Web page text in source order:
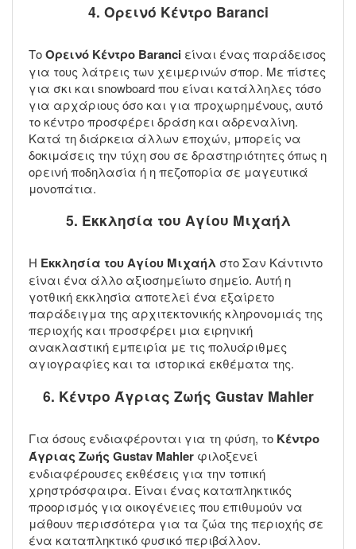
4. Ορεινό Κέντρο Baranci
ΤοΟρεινό Κέντρο Baranci είναι ένας παράδεισος
για τους λάτρεις των χειμερινών σπορ. Με πίστες
για σκι και snowboard που είναι κατάλληλες τόσο
για αρχάριους όσο και για προχωρημένους, αυτό
το κέντρο προσφέρει δράση και αδρεναλίνη.
Κατά τη διάρκεια άλλων εποχών, μπορείς να
δοκιμάσεις την τύχη σου σε δραστηριότητες όπως η
ορεινή ποδηλασία ή η πεζοπορία σε μαγευτικά
μονοπάτια.
5. Εκκλησία του Αγίου Μιχαήλ
Η Εκκλησία του Αγίου Μιχαήλ στο Σαν Κάντιντο
είναι ένα άλλο αξιοσημείωτο σημείο. Αυτή η
γοτθική εκκλησία αποτελεί ένα εξαίρετο
παράδειγμα της αρχιτεκτονικής κληρονομιάς της
περιοχής και προσφέρει μια ειρηνική
ανακλαστική εμπειρία με τις πολυάριθμες
αγιογραφίες και τα ιστορικά εκθέματα της.
6. Κέντρο Άγριας Ζωής Gustav Mahler
Για όσους ενδιαφέρονται για τη φύση, το Κέντρο
Άγριας Ζωής Gustav Mahler φιλοξενεί
ενδιαφέρουσες εκθέσεις για την τοπική
χρηστρόσφαιρα. Είναι ένας καταπληκτικός
προορισμός για οικογένειες που επιθυμούν να
μάθουν περισσότερα για τα ζώα της περιοχής σε
ένα καταπληκτικό φυσικό περιβάλλον.